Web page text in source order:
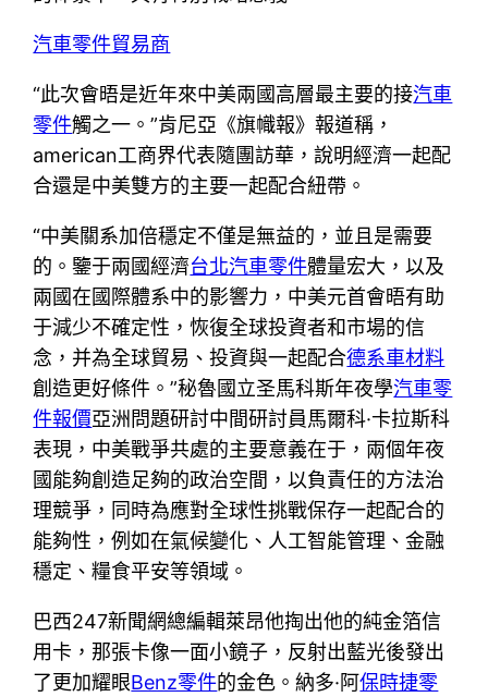
汽車零件貿易商
“此次會晤是近年來中美兩國高層最主要的接汽車
零件觸之一。”肯尼亞《旗幟報》報道稱，
american工商界代表隨團訪華，說明經濟一起配
合還是中美雙方的主要一起配合紐帶。
“中美關系加倍穩定不僅是無益的，並且是需要
的。鑒于兩國經濟台北汽車零件體量宏大，以及
兩國在國際體系中的影響力，中美元首會晤有助
于減少不確定性，恢復全球投資者和市場的信
念，并為全球貿易、投資與一起配合德系車材料
創造更好條件。”秘魯國立圣馬科斯年夜學汽車零
件報價亞洲問題研討中間研討員馬爾科·卡拉斯科
表現，中美戰爭共處的主要意義在于，兩個年夜
國能夠創造足夠的政治空間，以負責任的方法治
理競爭，同時為應對全球性挑戰保存一起配合的
能夠性，例如在氣候變化、人工智能管理、金融
穩定、糧食平安等領域。
巴西247新聞網總編輯萊昂他掏出他的純金箔信
用卡，那張卡像一面小鏡子，反射出藍光後發出
了更加耀眼Benz零件的金色。納多·阿保時捷零